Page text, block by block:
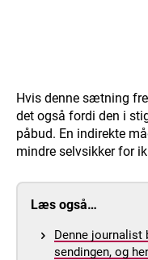
Hvis denne sætning
det også fordi den i
påbud. En indirekte
mindre selvsikker for
Læs også…
Denne journalist
sendingen, og